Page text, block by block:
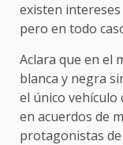
existen
pero en todo
Aclara que en el
blanca y negra
el único vehículo
en acuerdos de
protagonistas